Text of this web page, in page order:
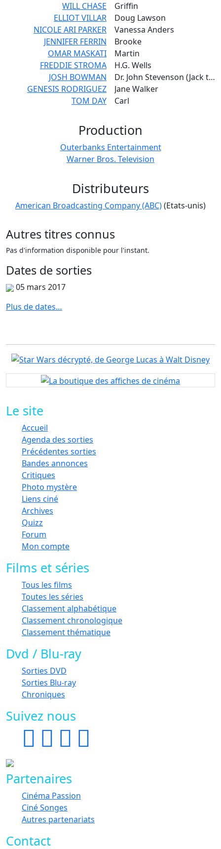
WILL CHASE
ELLIOT VILLAR
NICOLE ARI PARKER
JENNIFER FERRIN
OMAR MASKATI
FREDDIE STROMA
JOSH BOWMAN
GENESIS RODRIGUEZ
TOM DAY
Griffin
Doug Lawson
Vanessa Anders
Brooke
Martin
H.G. Wells
Dr. John Stevenson (Jack the Ripper)
Jane Walker
Carl
Production
Outerbanks Entertainment
Warner Bros. Television
Distributeurs
American Broadcasting Company (ABC)(Etats-unis)
Autres titres connus
Pas d'information disponible pour l'instant.
Dates de sorties
05 mars 2017
Plus de dates…
Le site
Accueil
Agenda des sorties
Précédentes sorties
Bandes annonces
Critiques
Photo mystère
Liens ciné
Archives
Quizz
Forum
Mon compte
Films et séries
Tous les films
Toutes les séries
Classement alphabétique
Classement chronologique
Classement thématique
Dvd / Blu-ray
Sorties DVD
Sorties Blu-ray
Chroniques
Suivez nous
Partenaires
Cinéma Passion
Ciné Songes
Autres partenariats
Contact